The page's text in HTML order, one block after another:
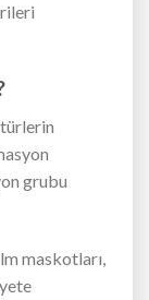
grubu
maskotları,